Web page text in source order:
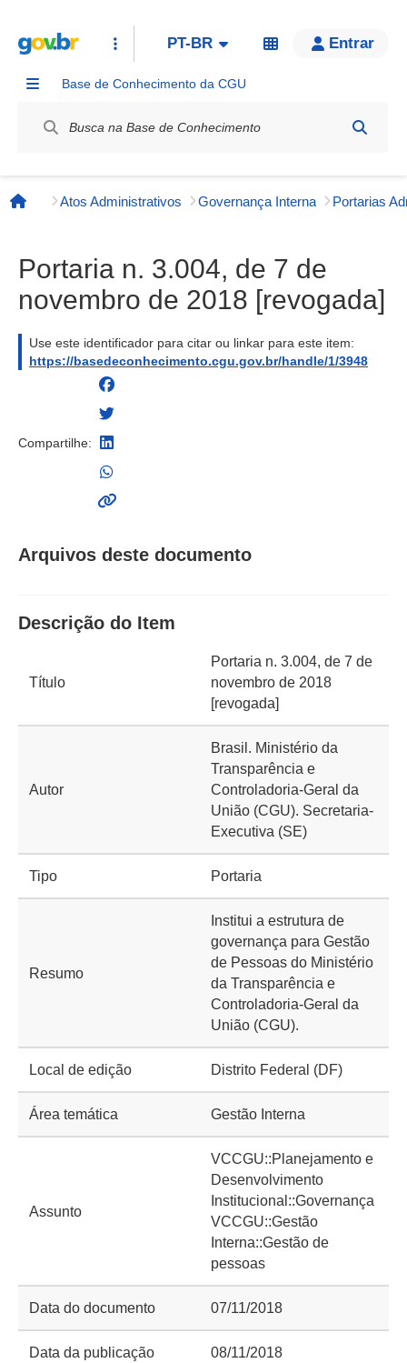
PT-BR Entrar
Base de Conhecimento da CGU
Página inicial
Atos Administrativos Governança Interna
Portaria n. 3.004, de 7 de
novembro de 2018 [revogada]
Use este identificador para citar ou linkar para este item:
https://basedeconhecimento.cgu.gov.br/handle/1/3948
Compartilhe:
Arquivos deste documento
Descrição do Item
Título
Portaria n. 3.004, de 7 de
novembro de 2018
[revogada]
Autor
Brasil. Ministério da
Transparência e
Controladoria-Geral da
União (CGU). Secretaria-
Executiva (SE)
Tipo Portaria
Resumo
Institui a estrutura de
governança para Gestão
de Pessoas do Ministério
da Transparência e
Controladoria-Geral da
União (CGU).
Local de edição Distrito Federal (DF)
Área temática Gestão Interna
Assunto
VCCGU::Planejamento e
Desenvolvimento
Institucional::Governança
VCCGU::Gestão
Interna::Gestão de
pessoas
Data do documento 07/11/2018
Data da publicação 08/11/2018